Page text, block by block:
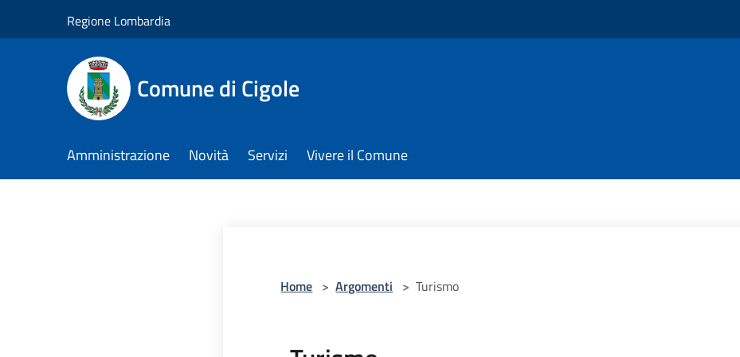
Regione Lombardia
Comune di Cigole
Amministrazione Novità Servizi Vivere il Comune
Home > Argomenti > Turismo